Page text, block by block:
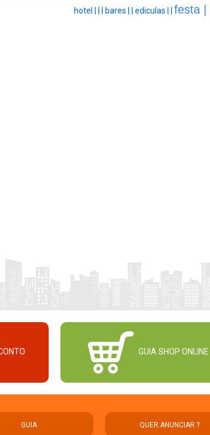
hotel |
bares | ediculas | festa |
GUIA SHOP ONLINE
GUIA QUER ANUNCIAR ?